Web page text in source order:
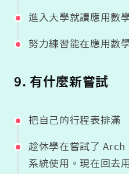
進入大學就讀應用數
努力練習能在應用數
9. 有什麼新嘗試
把自己的行程表排滿
趁休學在嘗試了
系統使用。現在回去